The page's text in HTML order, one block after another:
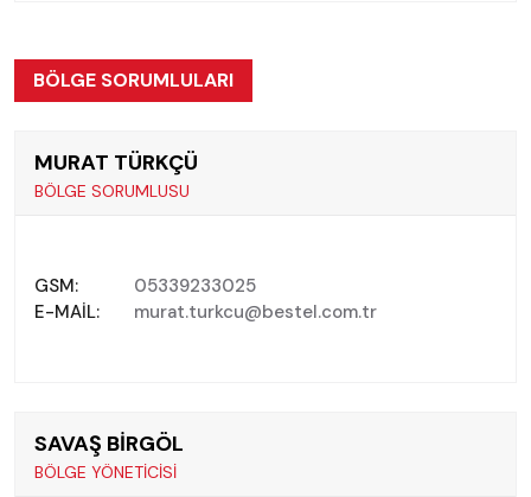
BÖLGE SORUMLULARI
MURAT TÜRKÇÜ
BÖLGE SORUMLUSU
GSM:
05339233025
E-MAIL:
murat.turkcu@bestel.com.tr
SAVAŞ BİRGÖL
BÖLGE YÖNETİCİSİ